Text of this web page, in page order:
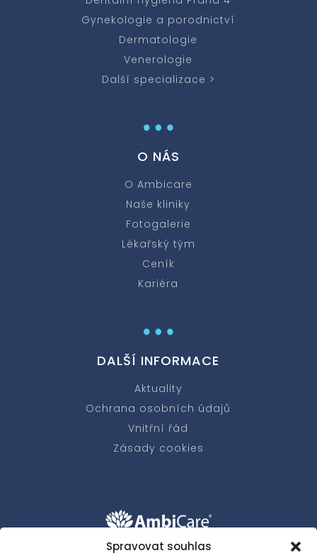
Spravovat souhlas
Gynekologie a porodnictví
Dermatologie
Venerologie
Další specializace >
…
O NÁS
O Ambicare
Naše kliniky
Fotogalerie
Lékařský tým
Ceník
Kariéra
…
DALŠÍ INFORMACE
Aktuality
Ochrana osobních údajů
Vnitřní řád
Zásady cookies